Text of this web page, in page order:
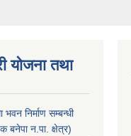
योजना तथा
निर्माण सम्बन्धी
बनेपा न.पा. क्षेत्र)